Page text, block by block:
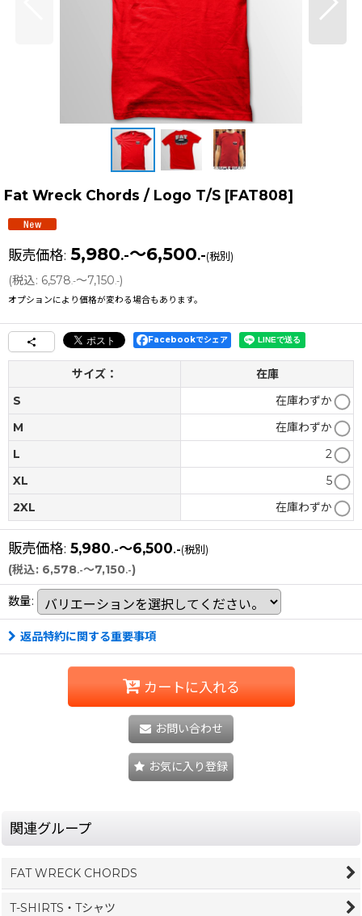
Fat Wreck Chords / Logo T/S [FAT808]
販売価格: 5,980.-～6,500.-(税別)
(税込: 6,578.-～7,150.-)
オプションにより価格が変わる場合もあります。
Facebookでシェア
サイズ：
在庫
S
在庫わずか
M
在庫わずか
L
2
XL
5
2XL
在庫わずか
販売価格: 5,980.-～6,500.-(税別)
(税込: 6,578.-～7,150.-)
数量:
返品特約に関する重要事項
カートに入れる
お問い合わせ
お気に入り登録
関連グループ
FAT WRECK CHORDS
T-SHIRTS・Tシャツ